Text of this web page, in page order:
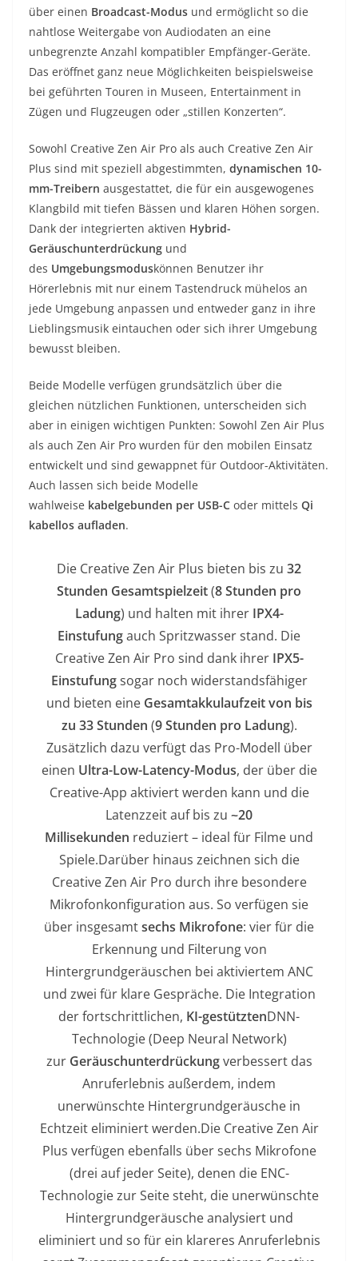
über einen Broadcast-Modus und ermöglicht so die
nahtlose Weitergabe von Audiodaten an eine
unbegrenzte Anzahl kompatibler Empfänger-Geräte.
Das eröffnet ganz neue Möglichkeiten beispielsweise
bei geführten Touren in Museen, Entertainment in
Zügen und Flugzeugen oder „stillen Konzerten“.
Sowohl Creative Zen Air Pro als auch Creative Zen Air
Plus sind mit speziell abgestimmten, dynamischen 10-
mm-Treibern ausgestattet, die für ein ausgewogenes
Klangbild mit tiefen Bässen und klaren Höhen sorgen.
Dank der integrierten aktiven Hybrid-
Geräuschunterdrückung und
des Umgebungsmoduskönnen Benutzer ihr
Hörerlebnis mit nur einem Tastendruck mühelos an
jede Umgebung anpassen und entweder ganz in ihre
Lieblingsmusik eintauchen oder sich ihrer Umgebung
bewusst bleiben.
Beide Modelle verfügen grundsätzlich über die
gleichen nützlichen Funktionen, unterscheiden sich
aber in einigen wichtigen Punkten: Sowohl Zen Air Plus
als auch Zen Air Pro wurden für den mobilen Einsatz
entwickelt und sind gewappnet für Outdoor-Aktivitäten.
Auch lassen sich beide Modelle
wahlweise kabelgebunden per USB-C oder mittels Qi
kabellos aufladen.
Die Creative Zen Air Plus bieten bis zu 32
Stunden Gesamtspielzeit(8 Stunden pro
Ladung) und halten mit ihrer IPX4-
Einstufungauch Spritzwasser stand. Die
Creative Zen Air Pro sind dank ihrer IPX5-
Einstufungsogar noch widerstandsfähiger
und bieten eine Gesamtakkulaufzeit von bis
zu 33 Stunden (9 Stunden pro Ladung).
Zusätzlich dazu verfügt das Pro-Modell über
einen Ultra-Low-Latency-Modus, der über die
Creative-App aktiviert werden kann und die
Latenzzeit auf bis zu ~20
Millisekunden reduziert – ideal für Filme und
Spiele.Darüber hinaus zeichnen sich die
Creative Zen Air Pro durch ihre besondere
Mikrofonkonfiguration aus. So verfügen sie
über insgesamtsechs Mikrofone: vier für die
Erkennung und Filterung von
Hintergrundgeräuschen bei aktiviertem ANC
und zwei für klare Gespräche. Die Integration
der fortschrittlichen, KI-gestütztenDNN-
Technologie (Deep Neural Network)
zur Geräuschunterdrückungverbessert das
Anruferlebnis außerdem, indem
unerwünschte Hintergrundgeräusche in
Echtzeit eliminiert werden.Die Creative Zen Air
Plus verfügen ebenfalls über sechs Mikrofone
(drei auf jeder Seite), denen die ENC-
Technologie zur Seite steht, die unerwünschte
Hintergrundgeräusche analysiert und
eliminiert und so für ein klareres Anruferlebnis